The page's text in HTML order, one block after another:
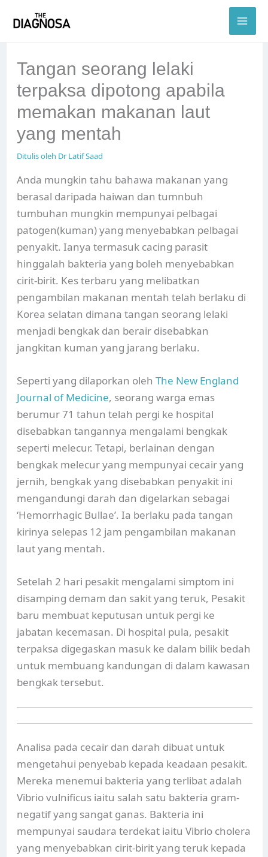
Tangan seorang lelaki
terpaksa dipotong apabila
memakan makanan laut
yang mentah
Ditulis oleh Dr Latif Saad
Anda mungkin tahu bahawa makanan yang
berasal daripada haiwan dan tumnbuh
tumbuhan mungkin mempunyai pelbagai
patogen(kuman) yang menyebabkan pelbagai
penyakit. Ianya termasuk cacing parasit
hinggalah bakteria yang boleh menyebabkan
cirit-birit. Kes terbaru yang melibatkan
pengambilan makanan mentah telah berlaku di
Korea selatan dimana tangan seorang lelaki
menjadi bengkak dan berair disebabkan
jangkitan kuman yang jarang berlaku.
Seperti yang dilaporkan olehThe New England
Journal of Medicine, seorang warga emas
berumur 71 tahun telah pergi ke hospital
disebabkan tangannya mengalami bengkak
seperti melecur. Tetapi, berlainan dengan
bengkak melecur yang mempunyai cecair yang
jernih, bengkak yang disebabkan penyakit ini
mengandungi darah dan digelarkan sebagai
‘Hemorrhagic Bullae’. Ia berlaku pada tangan
kirinya selepas 12 jam pengambilan makanan
laut yang mentah.
Setelah 2 hari pesakit mengalami simptom ini
disamping demam dan sakit yang teruk, Pesakit
baru membuat keputusan untuk pergi ke
jabatan kecemasan. Di hospital pula, pesakit
terpaksa digegaskan masuk ke dalam bilik bedah
untuk membuang kandungan di dalam kawasan
bengkak tersebut.
Analisa pada cecair dan darah dibuat untuk
mengetahui penyebab kepada keadaan pesakit.
Mereka menemui bakteria yang terlibat adalah
Vibrio vulnificus iaitu salah satu bakteria gram-
negatif yang sangat ganas. Bakteria ini
mempunyai saudara terdekat iaitu Vibrio cholera
yang menyebabkan cirit-birit yang teruk kepada